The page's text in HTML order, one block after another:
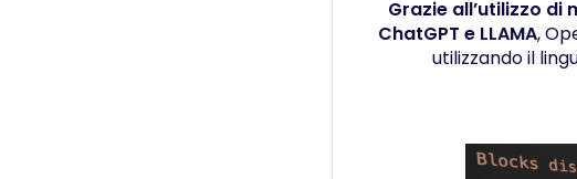
Grazie all’utilizzo di
ChatGPT e LLAMA,
utilizzando il